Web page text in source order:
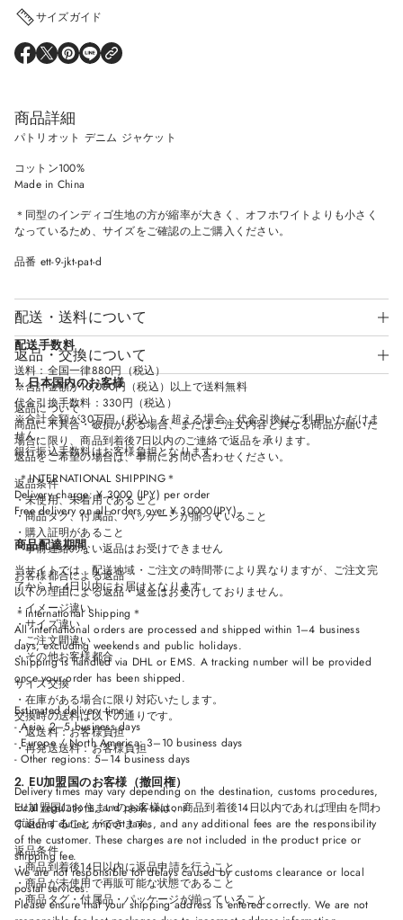
サイズガイド
O
S
I
N
A
E
W
D
W
.
O
S
I
N
A
E
W
I
N
D
W
O
S
I
N
A
E
W
I
N
D
W
O
N
E
W
I
N
D
W
.
商品詳細
パトリオット デニム ジャケット
コットン100%
Made in China
＊同型のインディゴ生地の方が縮率が大きく、オフホワイトよりも小さく
なっているため、サイズをご確認の上ご購入ください。
品番 ett-9-jkt-pat-d
配送・送料について
配送手数料
送料：全国一律880円（税込）
※合計金額が10,000円（税込）以上で送料無料
代金引換手数料：330円（税込）
※合計金額が30万円（税込）を超える場合、代金引換はご利用いただけま
せん。
銀行振込手数料はお客様負担となります。
＊INTERNATIONAL SHIPPING＊
Delivery charge: ¥ 3000 (JPY) per order
Free delivery on all orders over ¥ 30000(JPY)
商品配達期間
当サイトでは、配送地域・ご注文の時間帯により異なりますが、ご注文完
了から1～4日以内にお届けとなります。
＊International Shipping＊
All international orders are processed and shipped within 1–4 business
days, excluding weekends and public holidays.
Shipping is handled via DHL or EMS. A tracking number will be provided
once your order has been shipped.
Estimated delivery time:
- Asia: 2–5 business days
- Europe / North America: 3–10 business days
- Other regions: 5–14 business days
Delivery times may vary depending on the destination, customs procedures,
local regulations, and peak seasons.
Customs duties, import taxes, and any additional fees are the responsibility
of the customer. These charges are not included in the product price or
shipping fee.
We are not responsible for delays caused by customs clearance or local
postal services.
Please ensure that your shipping address is entered correctly. We are not
返品・交換について
1. 日本国内のお客様
返品について
商品に不具合・破損がある場合、またはご注文内容と異なる商品が届いた
場合に限り、商品到着後7日以内のご連絡で返品を承ります。
返品をご希望の場合は、事前にお問い合わせください。
返品条件
・未使用、未着用であること
・商品タグ、付属品、パッケージが揃っていること
・購入証明があること
＊事前連絡のない返品はお受けできません
お客様都合による返品
以下の理由による返品・返金はお受けしておりません。
・イメージ違い
・サイズ違い
・ご注文間違い
・その他お客様都合
サイズ交換
・在庫がある場合に限り対応いたします。
交換時の送料は以下の通りです。
・返送料：お客様負担
・再発送送料：お客様負担
2. EU加盟国のお客様（撤回権）
EU加盟国にお住まいのお客様は、商品到着後14日以内であれば理由を問わ
ず返品することができます。
返品条件
・商品到着後14日以内に返品申請を行うこと
・商品が未使用で再販可能な状態であること
・商品タグ・付属品・パッケージが揃っていること